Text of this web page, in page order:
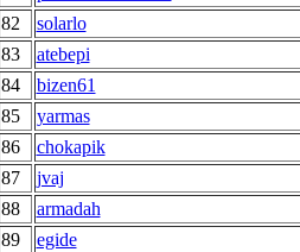
82
solarlo
83
atebepi
84
bizen61
85
yarmas
86
chokapik
87
jvaj
88
armadah
89
egide